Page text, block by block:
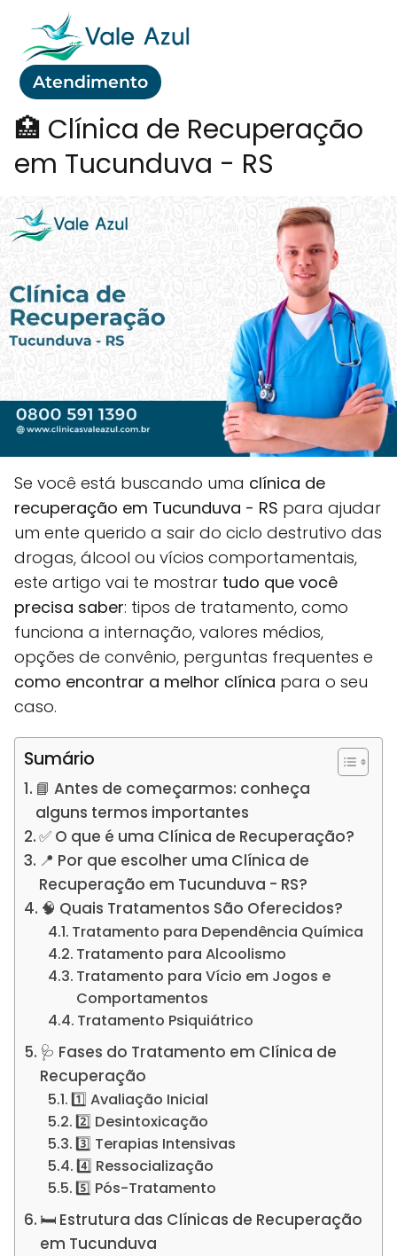
Atendimento
🏥 Clínica de Recuperação
em Tucunduva - RS
Se você está buscando uma clínica de
recuperação em Tucunduva - RS para ajudar
um ente querido a sair do ciclo destrutivo das
drogas, álcool ou vícios comportamentais,
este artigo vai te mostrar tudo que você
precisa saber: tipos de tratamento, como
funciona a internação, valores médios,
opções de convênio, perguntas frequentes e
como encontrar a melhor clínica para o seu
caso.
Sumário
📘 Antes de começarmos: conheça
alguns termos importantes
✅ O que é uma Clínica de Recuperação?
📍 Por que escolher uma Clínica de
Recuperação em Tucunduva - RS?
🧠 Quais Tratamentos São Oferecidos?
Tratamento para Dependência Química
Tratamento para Alcoolismo
Tratamento para Vício em Jogos e
Comportamentos
Tratamento Psiquiátrico
🩺 Fases do Tratamento em Clínica de
Recuperação
1️⃣ Avaliação Inicial
2️⃣ Desintoxicação
3️⃣ Terapias Intensivas
4️⃣ Ressocialização
5️⃣ Pós-Tratamento
🛏️ Estrutura das Clínicas de Recuperação
em Tucunduva